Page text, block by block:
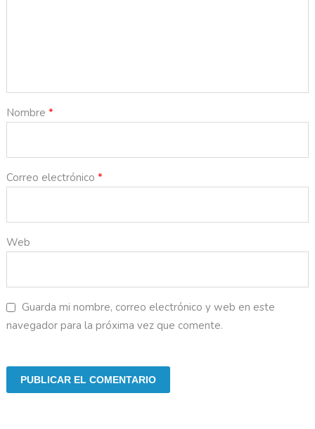
Nombre *
Correo electrónico *
Web
Guarda mi nombre, correo electrónico y web en este
navegador para la próxima vez que comente.